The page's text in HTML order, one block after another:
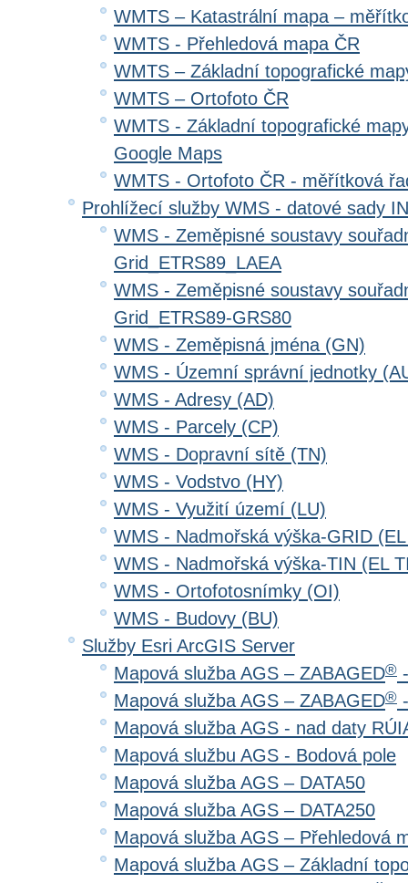
WMTS – Katastrální mapa –
WMTS - Přehledová mapa ČR
WMTS – Základní topografické
WMTS – Ortofoto ČR
WMTS - Základní topografické
Google Maps
WMTS - Ortofoto ČR - měřítková
Prohlížecí služby WMS - datové sady
WMS - Zeměpisné soustavy
Grid_ETRS89_LAEA
WMS - Zeměpisné soustavy
Grid_ETRS89-GRS80
WMS - Zeměpisná jména (GN)
WMS - Územní správní jednotky
WMS - Adresy (AD)
WMS - Parcely (CP)
WMS - Dopravní sítě (TN)
WMS - Vodstvo (HY)
WMS - Využití území (LU)
WMS - Nadmořská výška-GRID
WMS - Nadmořská výška-TIN (EL
WMS - Ortofotosnímky (OI)
WMS - Budovy (BU)
Služby Esri ArcGIS Server
Mapová služba AGS – ZABAGED®
Mapová služba AGS – ZABAGED®
Mapová služba AGS - nad daty
Mapová službu AGS - Bodová pole
Mapová služba AGS – DATA50
Mapová služba AGS – DATA250
Mapová služba AGS – Přehledová
Mapová služba AGS – Základní